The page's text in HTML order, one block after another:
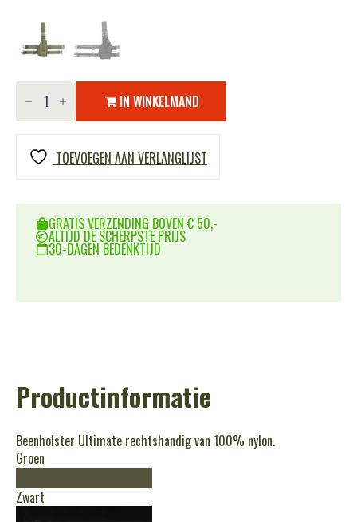
Beenholster
ultimate
rechtshandig
aantal
IN WINKELMAND
TOEVOEGEN AAN VERLANGLIJST
GRATIS VERZENDING BOVEN € 50,-
ALTIJD DE SCHERPSTE PRIJS
30-DAGEN BEDENKTIJD
Productinformatie
Beenholster Ultimate rechtshandig van 100% nylon.
Groen
Zwart